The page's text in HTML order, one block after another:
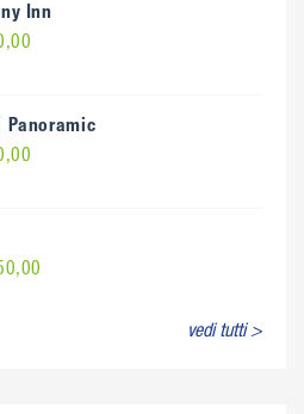
Inn
Panoramic
vedi tutti >